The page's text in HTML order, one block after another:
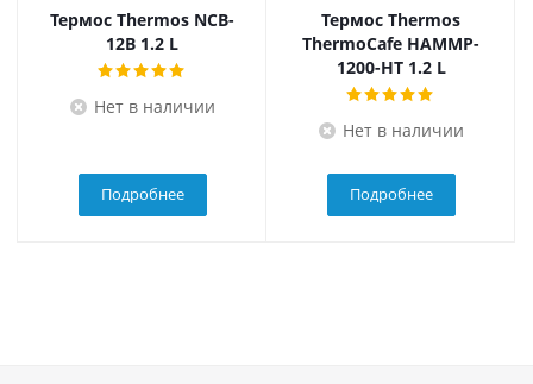
Термос Thermos NCB-
12B 1.2 L
Нет в наличии
Подробнее
Термос Thermos
ThermoCafe HAMMP-
1200-HT 1.2 L
Нет в наличии
Подробнее